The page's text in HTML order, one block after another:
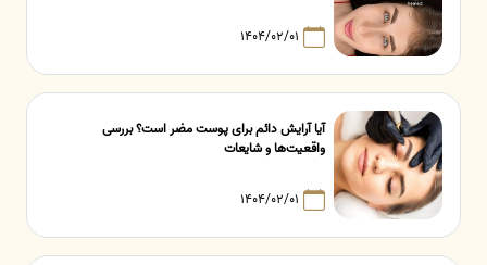
۱۴۰۴/۰۲/۰۱
آیا آرایش دائم برای پوست مضر است؟ بررسی
واقعیت‌ها و شایعات
۱۴۰۴/۰۲/۰۱